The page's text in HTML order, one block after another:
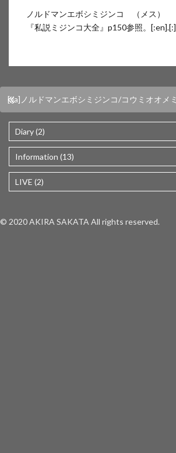
sakata/wp-content/themes/wp-simple/parts/
ノルドマンエボシミジンコ （メス）
『私説ミジンコ大全』p150参照。[:en].[:]
[:ja]ノルドマンエボシミジンコ/コウミオオメ
Diary (2)
Information (13)
LIVE (2)
© 2020 AKIRA SAKATA All rights reserved.